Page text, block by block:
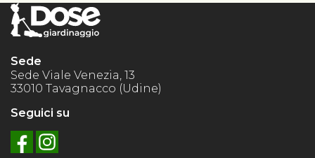
Sede
Sede Viale Venezia, 13
33010 Tavagnacco (Udine)
Seguici su